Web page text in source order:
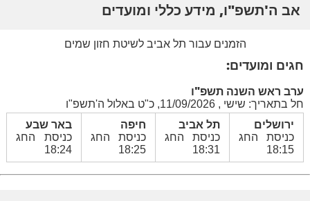
אב ה'תשפ"ו, מידע כללי ומועדים
הזמנים עבור תל אביב לשיטת חזון שמים
חגים ומועדים:
ערב ראש השנה תשפ"ו
חל בתאריך: שישי , 11/09/2026, כ"ט באלול ה'תשפ"ו
ירושלים
כניסת החג
18:15
תל אביב
כניסת החג
18:31
חיפה
כניסת החג
18:25
באר שבע
כניסת החג
18:24